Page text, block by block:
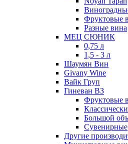
Фруктовые
Разные вина
МЕЦ СЮНИК
0,75 л
1,5 - 3 л
Шаумян Вин
Givany Wine
Вайк Груп
Гиневан ВЗ
Фруктовые
Большой
Сувенирные
Другие